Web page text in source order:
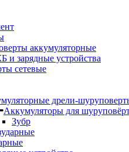
аккумуляторные
и зарядные устройства
сетевые
дрели-
Аккумуляторы для
Зубр